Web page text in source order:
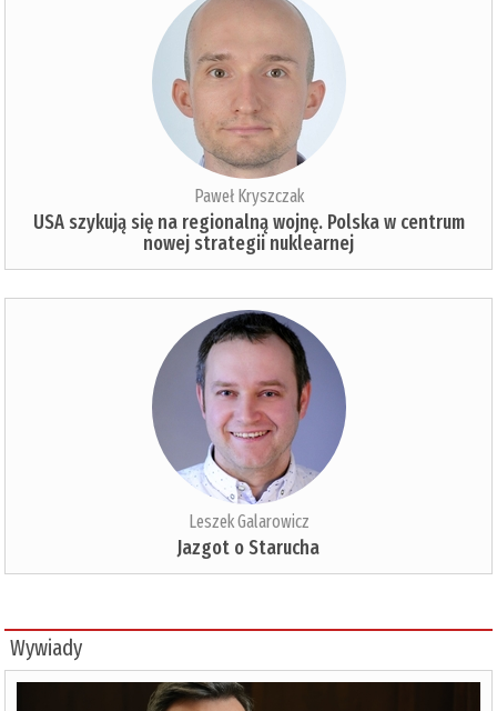
Paweł Kryszczak
USA szykują się na regionalną wojnę. Polska w centrum
nowej strategii nuklearnej
Leszek Galarowicz
Jazgot o Starucha
Wywiady